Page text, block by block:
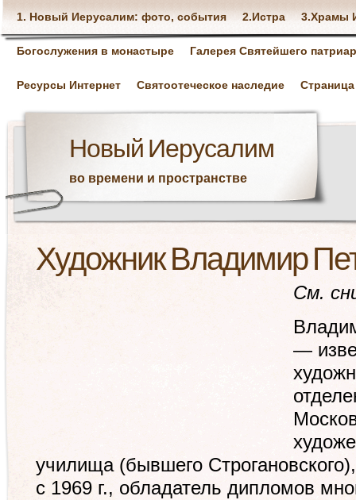
1. Новый Иерусалим: фото, события 2.Истра 3.Храмы
Богослужения в монастыре Галерея Святейшего
Ресурсы Интернет Святоотеческое наследие
Новый Иерусалим
во времени и пространстве
Художник Владимир
См.
—
училища (бывшего
с 1969 г., обладатель дипломов